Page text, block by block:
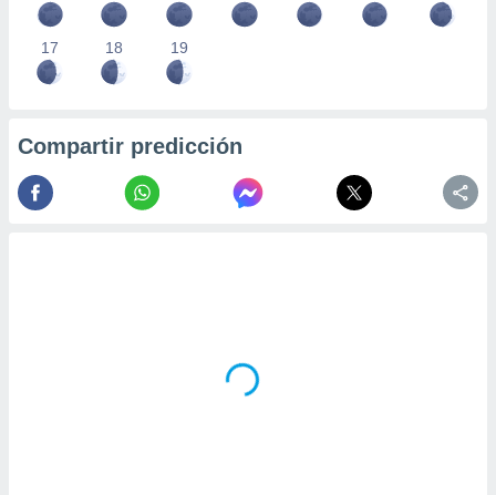
17 18 19
Compartir predicción